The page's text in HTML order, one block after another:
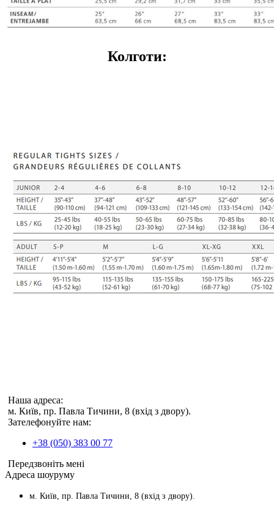
Колготи:
Наша адреса:
м. Київ, пр. Павла Тичини, 8 (вхід з двору).
Зателефонуйте нам:
+38 (050) 383 00 77
Передзвоніть мені
Адреса шоуруму
м. Київ, пр. Павла Тичини, 8 (вхід з двору).